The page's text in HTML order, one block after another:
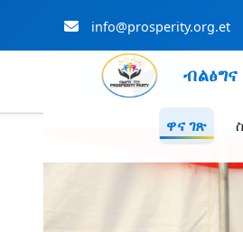
info@prosperity.org.et
ዋና ገጽ